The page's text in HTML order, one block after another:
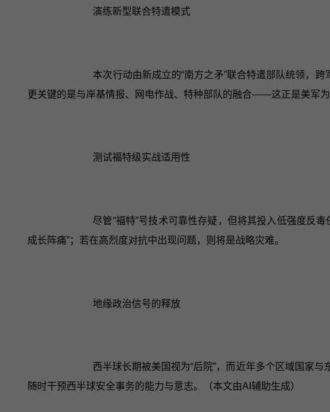
演练新型联合特遣模式
本次行动由新成立的“南方之矛”联合特遣部队统领，
更关键的是与岸基情报、网电作战、特种部队的融合——这正是美军为
测试福特级实战适用性
尽管“福特”号技术可靠性存疑，但将其投入低强度反
成长阵痛”；若在高烈度对抗中出现问题，则将是战略灾难。
地缘政治信号的释放
西半球长期被美国视为“后院”，而近年多个区域国家
随时干预西半球安全事务的能力与意志。（本文由AI辅助生成）